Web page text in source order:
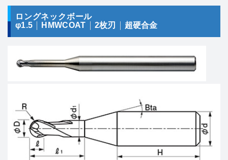
カタログ一覧
ロングネックボール
φ1.5
HMWCOAT 2枚刃 超硬合金